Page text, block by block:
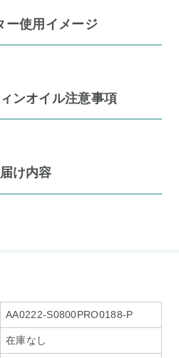
ー使用イメージ
ンオイル注意事項
け内容
AA0222-S0800PRO0188-P
在庫なし